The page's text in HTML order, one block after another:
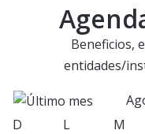
Beneficios,
entidades/
D
L M